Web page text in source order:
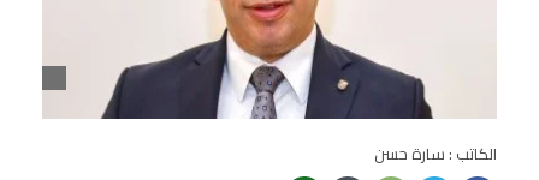
الكاتب : سارة حسن